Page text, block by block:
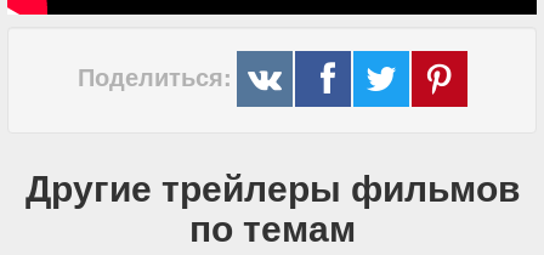
Поделиться:
Другие трейлеры фильмов
по темам